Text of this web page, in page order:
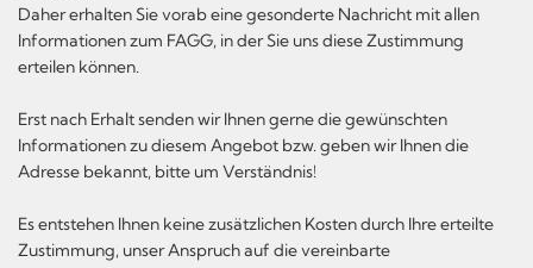
Daher erhalten Sie vorab eine gesonderte Nachricht mit allen
Informationen zum FAGG, in der Sie uns diese Zustimmung
erteilen können.
Erst nach Erhalt senden wir Ihnen gerne die gewünschten
Informationen zu diesem Angebot bzw. geben wir Ihnen die
Adresse bekannt, bitte um Verständnis!
Es entstehen Ihnen keine zusätzlichen Kosten durch Ihre erteilte
Zustimmung, unser Anspruch auf die vereinbarte